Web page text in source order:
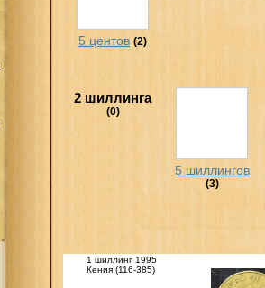
5 центов (2)
2 шиллинга
(0)
5 шиллингов
(3)
1 шиллинг 1995
Кения (116-385)